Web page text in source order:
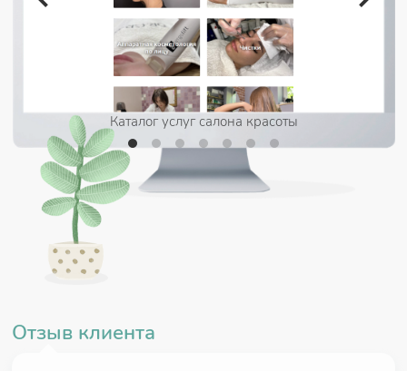
Каталог услуг салона красоты
Отзыв клиента